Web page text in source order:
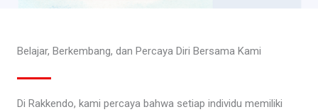
Belajar, Berkembang, dan Percaya Diri Bersama Kami
Di Rakkendo, kami percaya bahwa setiap individu memiliki